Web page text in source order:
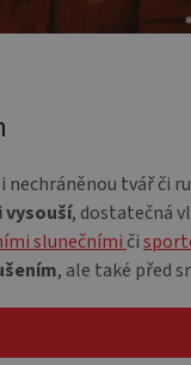
tvář či
vysouší, dostatečná
slunečními či
, ale také před